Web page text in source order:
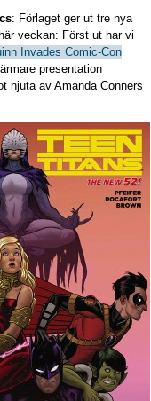
: Förlaget ger ut tre nya
veckan: Först ut har vi
Invades Comic-Con
presentation
njuta av Amanda Conners